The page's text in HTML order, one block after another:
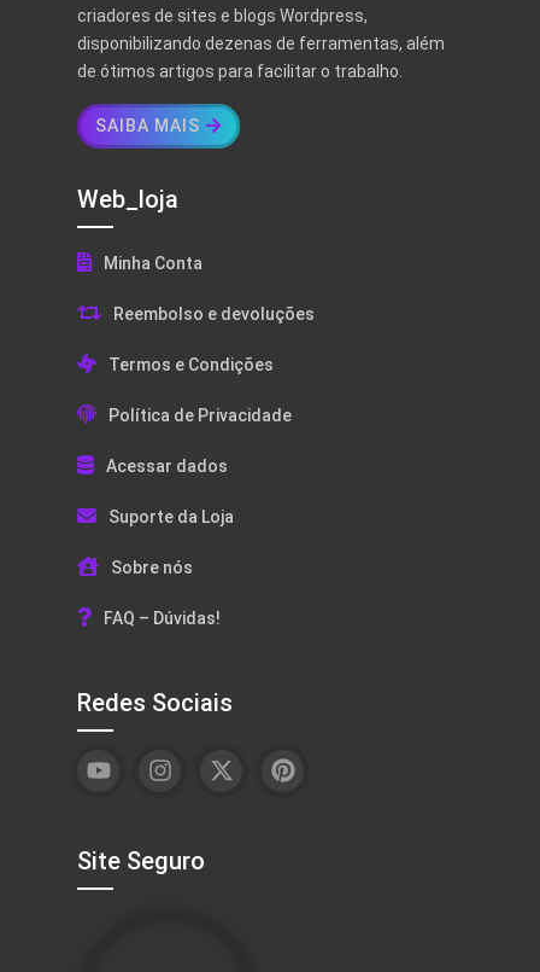
criadores de sites e blogs Wordpress,
disponibilizando dezenas de ferramentas, além
de ótimos artigos para facilitar o trabalho.
SAIBA MAIS
Web_loja
Minha Conta
Reembolso e devoluções
Termos e Condições
Política de Privacidade
Acessar dados
Suporte da Loja
Sobre nós
FAQ – Dúvidas!
Redes Sociais
Site Seguro